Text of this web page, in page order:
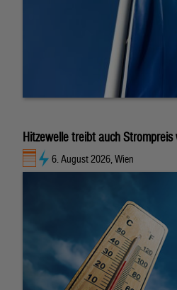
Hitzewelle treibt auch
6. August 2026, Wien